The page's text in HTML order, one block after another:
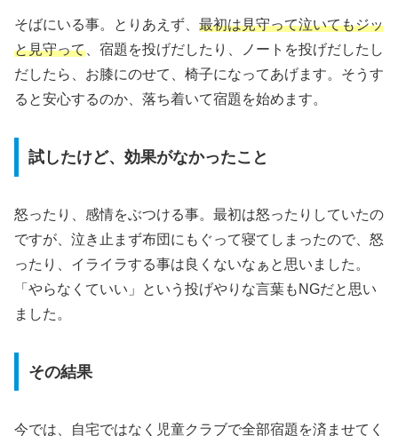
そばにいる事。とりあえず、 最初は見守って泣いてもジッ
と見守って、宿題を投げだしたり、ノートを投げだしたし
だしたら、お膝にのせて、椅子になってあげます。そうす
ると安心するのか、落ち着いて宿題を始めます。
試したけど、効果がなかったこと
怒ったり、感情をぶつける事。最初は怒ったりしていたの
ですが、泣き止まず布団にもぐって寝てしまったので、怒
ったり、イライラする事は良くないなぁと思いました。
「やらなくていい」という投げやりな言葉もNGだと思い
ました。
その結果
今では、自宅ではなく児童クラブで全部宿題を済ませてく